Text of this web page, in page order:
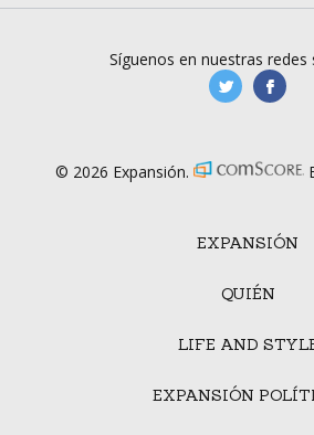
EXPANSIÓN
QUIÉN
LIFE AND
EXPANSIÓN
Síguenos en nuestras redes
© 2026 Expansión.